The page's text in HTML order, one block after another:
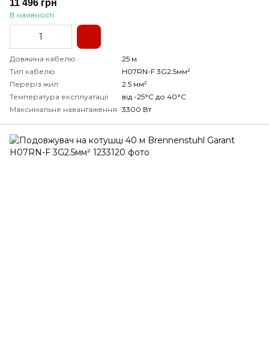
11 496 грн
В наявності
Довжина кабелю
25 м
Тип кабелю
H07RN-F 3G2.5мм²
Переріз жил
2.5 мм²
Температура експлуатації
від -25°С до 40°С
Максимальне навантаження 3300 Вт